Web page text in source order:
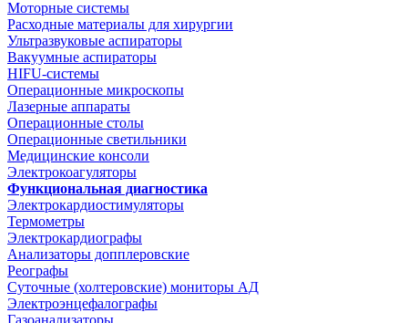
Моторные системы
Расходные материалы для хирургии
Ультразвуковые аспираторы
Вакуумные аспираторы
HIFU-системы
Операционные микроскопы
Лазерные аппараты
Операционные столы
Операционные светильники
Медицинские консоли
Электрокоагуляторы
Функциональная диагностика
Электрокардиостимуляторы
Термометры
Электрокардиографы
Анализаторы допплеровские
Реографы
Суточные (холтеровские) мониторы АД
Электроэнцефалографы
Газоанализаторы